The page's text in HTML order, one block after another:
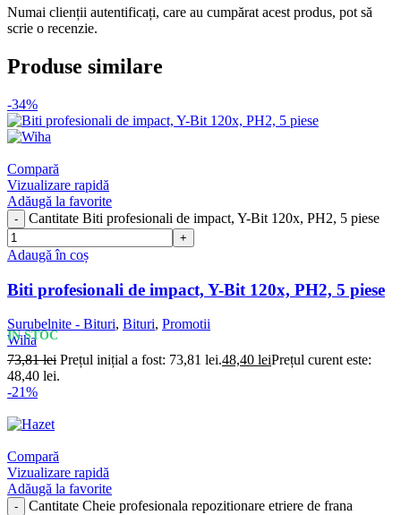
Numai clienții autentificați, care au cumpărat acest produs, pot să
scrie o recenzie.
Produse similare
-34%
Compară
Vizualizare rapidă
Adăugă la favorite
Cantitate Biti profesionali de impact, Y-Bit 120x, PH2, 5 piese
Adaugă în coș
Biti profesionali de impact, Y-Bit 120x, PH2, 5 piese
Surubelnite - Bituri, Bituri, Promotii
Wiha
IN STOC
73,81lei Prețul inițial a fost: 73,81 lei.48,40 leiPrețul curent este:
48,40 lei.
-21%
Compară
Vizualizare rapidă
Adăugă la favorite
Cantitate Cheie profesionala repozitionare etriere de frana